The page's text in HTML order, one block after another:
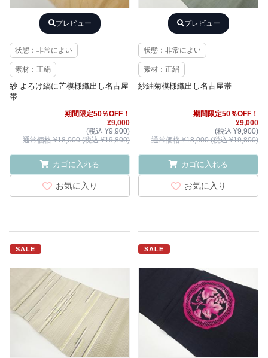
プレビュー
状態：非常によい
素材：正絹
紗 よろけ縞に芒模様織出し名古屋
帯
期間限定50％OFF！
¥9,000
(税込 ¥9,900)
通常価格 ¥18,000 (税込 ¥19,800)
カゴに入れる
お気に入り
プレビュー
状態：非常によい
素材：正絹
紗紬菊模様織出し名古屋帯
期間限定50％OFF！
¥9,000
(税込 ¥9,900)
通常価格 ¥18,000 (税込 ¥19,800)
カゴに入れる
お気に入り
SALE SALE